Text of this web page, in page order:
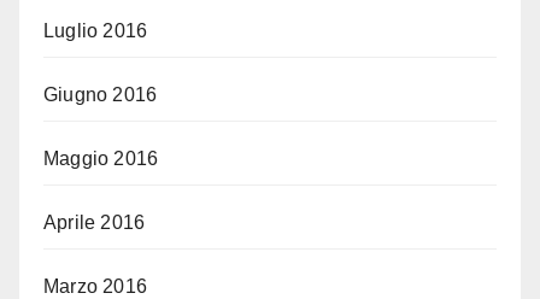
Luglio 2016
Giugno 2016
Maggio 2016
Aprile 2016
Marzo 2016